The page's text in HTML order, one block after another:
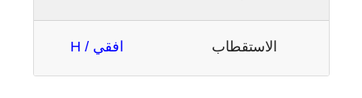
الاستقطاب افقي / H